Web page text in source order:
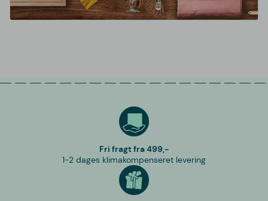
Fri fragt fra 499,-
1-2 dages klimakompenseret levering